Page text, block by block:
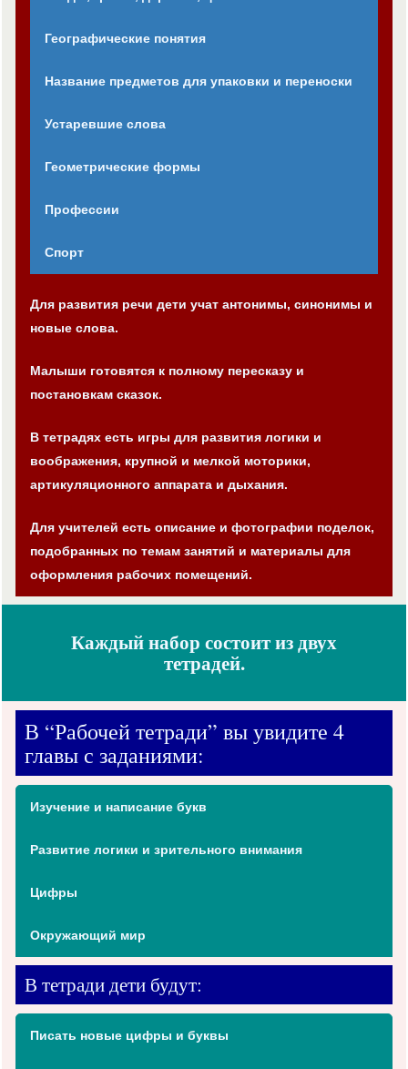
Географические понятия
Название предметов для упаковки и переноски
Устаревшие слова
Геометрические формы
Профессии
Спорт
Для развития речи дети учат антонимы, синонимы и
новые слова.
Малыши готовятся к полному пересказу и
постановкам сказок.
В тетрадях есть игры для развития логики и
воображения, крупной и мелкой моторики,
артикуляционного аппарата и дыхания.
Для учителей есть описание и фотографии поделок,
подобранных по темам занятий и материалы для
оформления рабочих помещений.
Каждый набор состоит из двух
тетрадей.
В “Рабочей тетради” вы увидите 4
главы с заданиями:
Изучение и написание букв
Развитие логики и зрительного внимания
Цифры
Окружающий мир
В тетради дети будут:
Писать новые цифры и буквы